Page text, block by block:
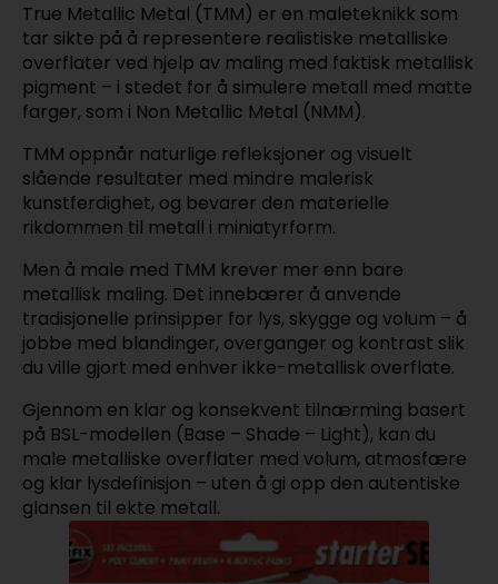
True Metallic Metal (TMM) er en maleteknikk som
tar sikte på å representere realistiske metalliske
overflater ved hjelp av maling med faktisk metallisk
pigment – i stedet for å simulere metall med matte
farger, som i Non Metallic Metal (NMM).
TMM oppnår naturlige refleksjoner og visuelt
slående resultater med mindre malerisk
kunstferdighet, og bevarer den materielle
rikdommen til metall i miniatyrform.
Men å male med TMM krever mer enn bare
metallisk maling. Det innebærer å anvende
tradisjonelle prinsipper for lys, skygge og volum – å
jobbe med blandinger, overganger og kontrast slik
du ville gjort med enhver ikke-metallisk overflate.
Gjennom en klar og konsekvent tilnærming basert
på BSL-modellen (Base – Shade – Light), kan du
male metalliske overflater med volum, atmosfære
og klar lysdefinisjon – uten å gi opp den autentiske
glansen til ekte metall.